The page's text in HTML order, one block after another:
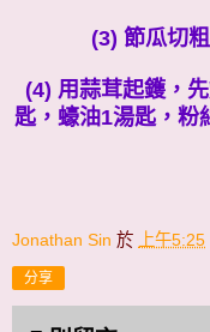
(3) 節瓜切
(4) 用蒜茸起鑊，
匙，蠔油1湯匙，粉
Jonathan Sin 於 上午5:25
分享